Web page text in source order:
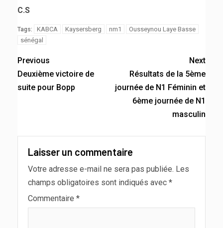
C.S
Tags: KABCA Kaysersberg nm1
Ousseynou Laye Basse
sénégal
Previous
Deuxième victoire de
suite pour Bopp
Next
Résultats de la 5ème
journée de N1 Féminin et
6ème journée de N1
masculin
Laisser un commentaire
Votre adresse e-mail ne sera pas publiée. Les
champs obligatoires sont indiqués avec *
Commentaire *